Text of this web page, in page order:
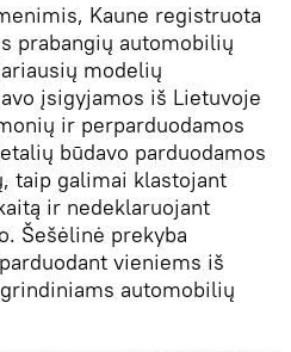
Kaune registruota
prabangių automobilių
modelių
įsigyjamos iš Lietuvoje
ir perparduodamos
būdavo parduodamos
taip galimai klastojant
ir nedeklaruojant
Šešėlinė prekyba
vieniems iš
automobilių